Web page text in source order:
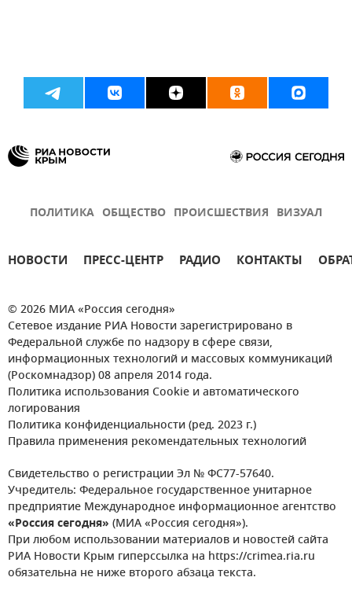
ПОЛИТИКА ОБЩЕСТВО ПРОИСШЕСТВИЯ ВИЗУАЛ
НОВОСТИ ПРЕСС-ЦЕНТР РАДИО КОНТАКТЫ
© 2026 МИА «Россия сегодня»
Сетевое издание РИА Новости зарегистрировано в
Федеральной службе по надзору в сфере связи,
информационных технологий и массовых коммуникаций
(Роскомнадзор) 08 апреля 2014 года.
Политика использования Cookie и автоматического
логирования
Политика конфиденциальности (ред. 2023 г.)
Правила применения рекомендательных технологий
Свидетельство о регистрации Эл № ФС77-57640.
Учредитель: Федеральное государственное унитарное
предприятие Международное информационное агентство
«Россия сегодня» (МИА «Россия сегодня»).
При любом использовании материалов и новостей сайта
РИА Новости Крым гиперссылка на https://crimea.ria.ru
обязательна не ниже второго абзаца текста.